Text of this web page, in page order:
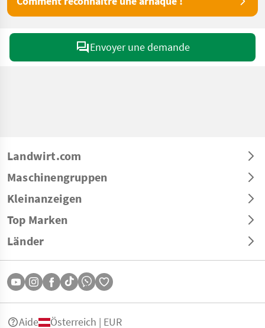
Envoyer une demande
Landwirt.com
Maschinengruppen
Kleinanzeigen
Top Marken
Länder
Aide Österreich | EUR